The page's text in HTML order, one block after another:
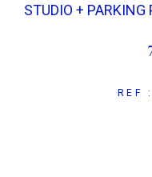
STUDIO + PARKING
REF